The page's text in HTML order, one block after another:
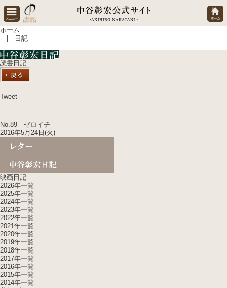
ホーム
| 日記
読書日記
Tweet
No.89 ゼロイチ
2016年5月24日(火)
映画日記
2026年一覧
2025年一覧
2024年一覧
2023年一覧
2022年一覧
2021年一覧
2020年一覧
2019年一覧
2018年一覧
2017年一覧
2016年一覧
2015年一覧
2014年一覧